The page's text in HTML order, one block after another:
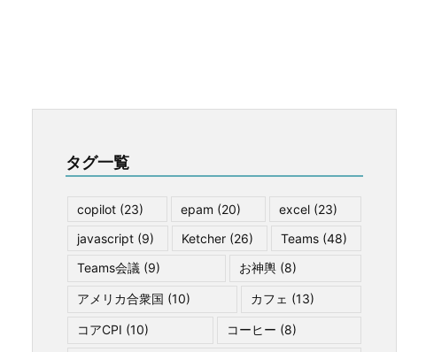
タグ一覧
copilot (23) epam (20) excel(23)
javascript (9) Ketcher (26) Teams (48)
Teams会議 (9) お神輿(8)
アメリカ合衆国 (10) カフェ (13)
コアCPI (10) コーヒー (8)